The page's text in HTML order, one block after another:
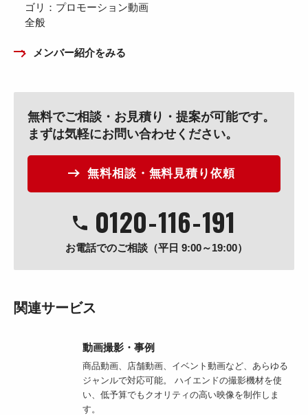
ゴリ：プロモーション動画
全般
メンバー紹介をみる
無料でご相談・お見積り・提案が可能です。
まずは気軽にお問い合わせください。
無料相談・無料見積り依頼
0120-116-191
お電話でのご相談（平日 9:00～19:00）
関連サービス
動画撮影・事例
商品動画、店舗動画、イベント動画など、あらゆる
ジャンルで対応可能。 ハイエンドの撮影機材を使
い、低予算でもクオリティの高い映像を制作しま
す。